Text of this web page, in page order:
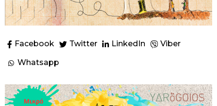
Facebook Twitter LinkedIn Viber
Whatsapp